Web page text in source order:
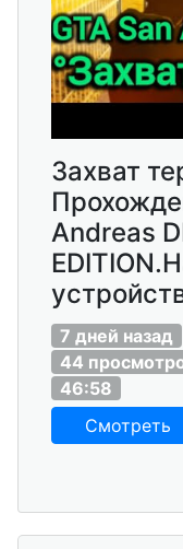
Захват
Andreas
7 дней назад
44
46:58
Смотреть